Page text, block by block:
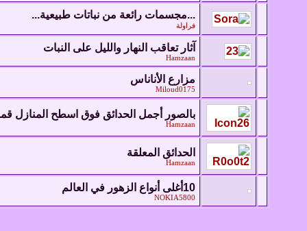
...مجسمات رائعة من نباتات طبيعية...
فراولة
آثار تعاقب النهار والليل على النبات
Hamzaan
مزارع الأناناس
Miloud0175
بالصور أجمل الحدائق فوق اسطح المنازل
Hamzaan
الحدائق المعلقة
Hamzaan
10أغلى أنواع الزهور في العالم
NOKIA5800